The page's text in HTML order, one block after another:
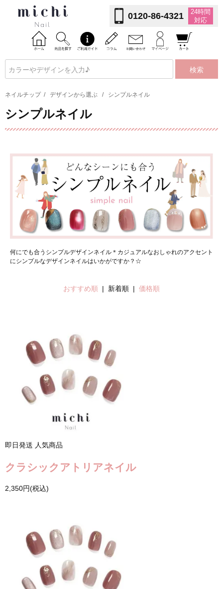
0120-86-4321
24時間
対応
検索
ネイルチップ / デザインから選ぶ / シンプルネイル
シンプルネイル
何にでも合うシンプルデザインネイル＊カジュアルなおしゃれのアクセント
にシンプルなデザインネイルはいかがですか？☆
おすすめ順 | 新着順 | 価格順
即日発送 人気商品
クラシックアトリアネイル
2,350円(税込)